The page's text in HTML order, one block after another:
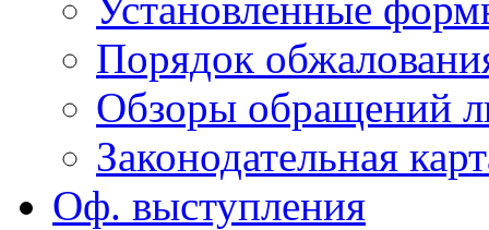
Порядок
Обзоры обращений
Законодательная
Оф. выступления